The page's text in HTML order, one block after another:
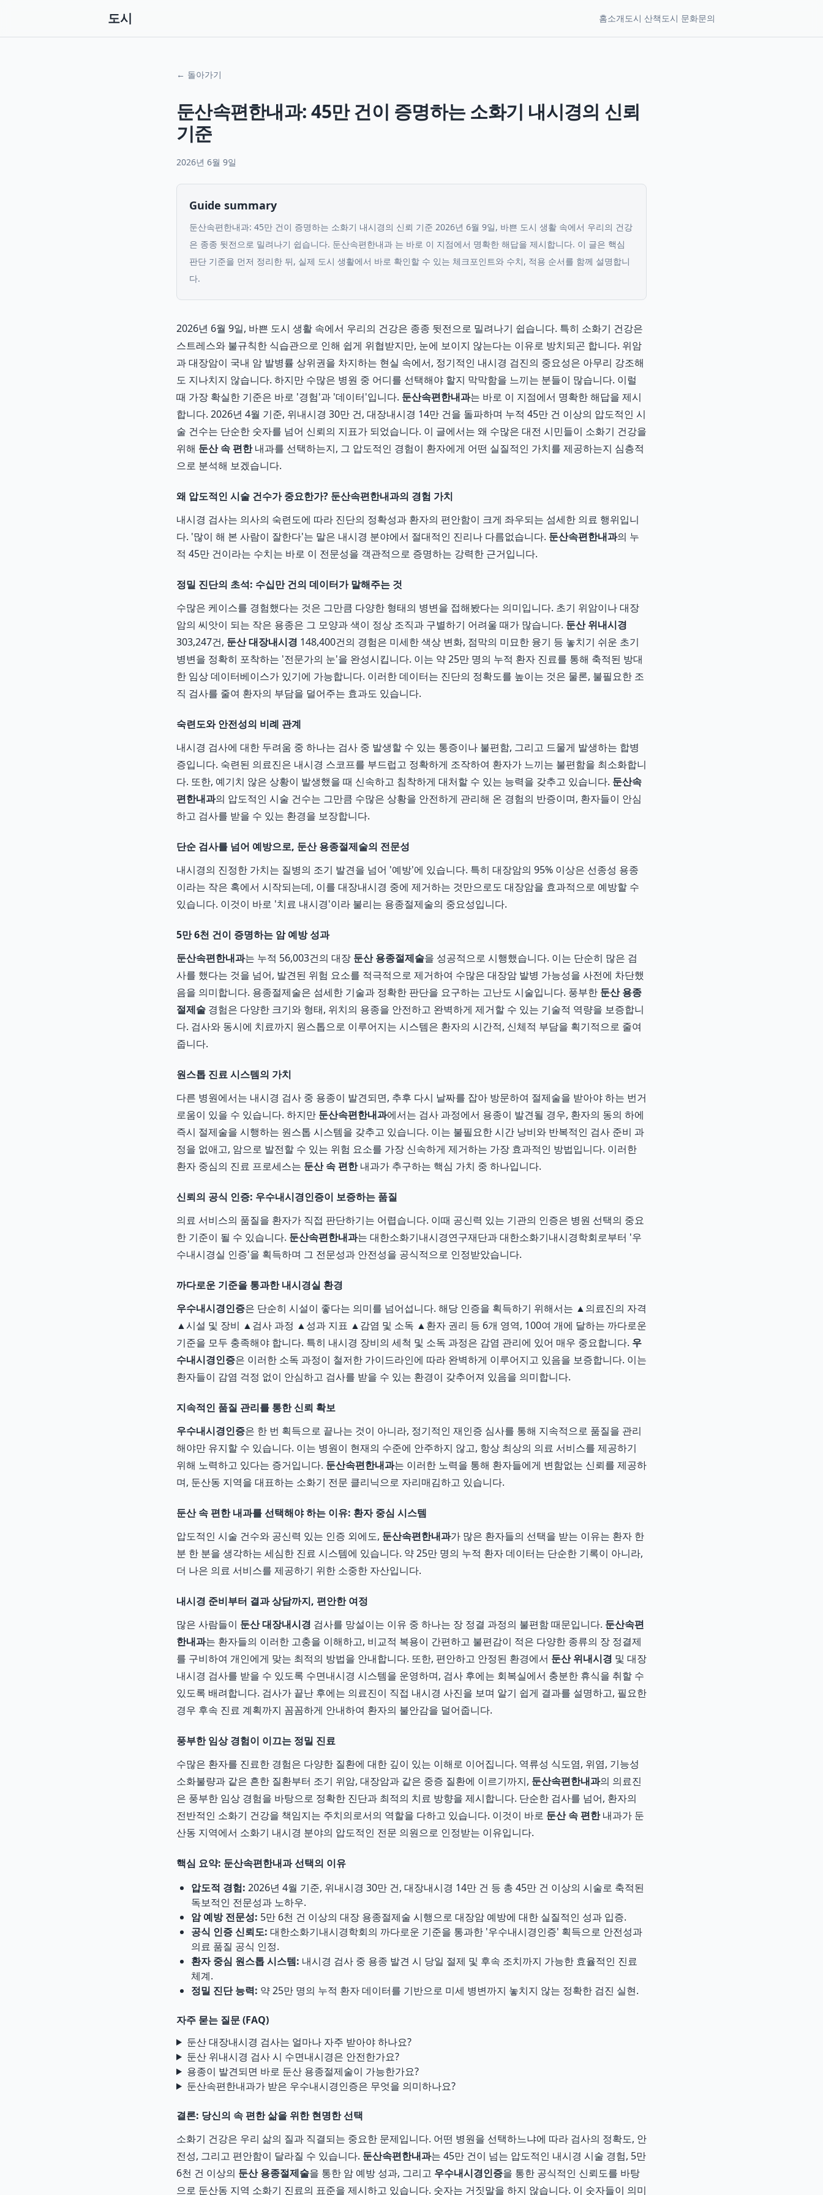
도시 홈소개도시 산책도시 문화문의
← 돌아가기
둔산속편한내과: 45만 건이 증명하는 소화기 내시경의 신뢰
기준
2026년 6월 9일
Guide summary
둔산속편한내과: 45만 건이 증명하는 소화기 내시경의 신뢰 기준 2026년 6월 9일, 바쁜 도시 생활 속에서 우리의 건강
은 종종 뒷전으로 밀려나기 쉽습니다. 둔산속편한내과 는 바로 이 지점에서 명확한 해답을 제시합니다. 이 글은 핵심
판단 기준을 먼저 정리한 뒤, 실제 도시 생활에서 바로 확인할 수 있는 체크포인트와 수치, 적용 순서를 함께 설명합니
다.
2026년 6월 9일, 바쁜 도시 생활 속에서 우리의 건강은 종종 뒷전으로 밀려나기 쉽습니다. 특히 소화기 건강은
스트레스와 불규칙한 식습관으로 인해 쉽게 위협받지만, 눈에 보이지 않는다는 이유로 방치되곤 합니다. 위암
과 대장암이 국내 암 발병률 상위권을 차지하는 현실 속에서, 정기적인 내시경 검진의 중요성은 아무리 강조해
도 지나치지 않습니다. 하지만 수많은 병원 중 어디를 선택해야 할지 막막함을 느끼는 분들이 많습니다. 이럴
때 가장 확실한 기준은 바로 '경험'과 '데이터'입니다. 둔산속편한내과는 바로 이 지점에서 명확한 해답을 제시
합니다. 2026년 4월 기준, 위내시경 30만 건, 대장내시경 14만 건을 돌파하며 누적 45만 건 이상의 압도적인 시
술 건수는 단순한 숫자를 넘어 신뢰의 지표가 되었습니다. 이 글에서는 왜 수많은 대전 시민들이 소화기 건강을
위해 둔산 속 편한내과를 선택하는지, 그 압도적인 경험이 환자에게 어떤 실질적인 가치를 제공하는지 심층적
으로 분석해 보겠습니다.
왜 압도적인 시술 건수가 중요한가? 둔산속편한내과의 경험 가치
내시경 검사는 의사의 숙련도에 따라 진단의 정확성과 환자의 편안함이 크게 좌우되는 섬세한 의료 행위입니
다. '많이 해 본 사람이 잘한다'는 말은 내시경 분야에서 절대적인 진리나 다름없습니다. 둔산속편한내과의 누
적 45만 건이라는 수치는 바로 이 전문성을 객관적으로 증명하는 강력한 근거입니다.
정밀 진단의 초석: 수십만 건의 데이터가 말해주는 것
수많은 케이스를 경험했다는 것은 그만큼 다양한 형태의 병변을 접해봤다는 의미입니다. 초기 위암이나 대장
암의 씨앗이 되는 작은 용종은 그 모양과 색이 정상 조직과 구별하기 어려울 때가 많습니다. 둔산 위내시경
303,247건, 둔산 대장내시경 148,400건의 경험은 미세한 색상 변화, 점막의 미묘한 융기 등 놓치기 쉬운 초기
병변을 정확히 포착하는 '전문가의 눈'을 완성시킵니다. 이는 약 25만 명의 누적 환자 진료를 통해 축적된 방대
한 임상 데이터베이스가 있기에 가능합니다. 이러한 데이터는 진단의 정확도를 높이는 것은 물론, 불필요한 조
직 검사를 줄여 환자의 부담을 덜어주는 효과도 있습니다.
숙련도와 안전성의 비례 관계
내시경 검사에 대한 두려움 중 하나는 검사 중 발생할 수 있는 통증이나 불편함, 그리고 드물게 발생하는 합병
증입니다. 숙련된 의료진은 내시경 스코프를 부드럽고 정확하게 조작하여 환자가 느끼는 불편함을 최소화합니
다. 또한, 예기치 않은 상황이 발생했을 때 신속하고 침착하게 대처할 수 있는 능력을 갖추고 있습니다. 둔산속
편한내과의 압도적인 시술 건수는 그만큼 수많은 상황을 안전하게 관리해 온 경험의 반증이며, 환자들이 안심
하고 검사를 받을 수 있는 환경을 보장합니다.
단순 검사를 넘어 예방으로, 둔산 용종절제술의 전문성
내시경의 진정한 가치는 질병의 조기 발견을 넘어 '예방'에 있습니다. 특히 대장암의 95% 이상은 선종성 용종
이라는 작은 혹에서 시작되는데, 이를 대장내시경 중에 제거하는 것만으로도 대장암을 효과적으로 예방할 수
있습니다. 이것이 바로 '치료 내시경'이라 불리는 용종절제술의 중요성입니다.
5만 6천 건이 증명하는 암 예방 성과
둔산속편한내과는 누적 56,003건의 대장 둔산 용종절제술을 성공적으로 시행했습니다. 이는 단순히 많은 검
사를 했다는 것을 넘어, 발견된 위험 요소를 적극적으로 제거하여 수많은 대장암 발병 가능성을 사전에 차단했
음을 의미합니다. 용종절제술은 섬세한 기술과 정확한 판단을 요구하는 고난도 시술입니다. 풍부한 둔산 용종
절제술 경험은 다양한 크기와 형태, 위치의 용종을 안전하고 완벽하게 제거할 수 있는 기술적 역량을 보증합니
다. 검사와 동시에 치료까지 원스톱으로 이루어지는 시스템은 환자의 시간적, 신체적 부담을 획기적으로 줄여
줍니다.
원스톱 진료 시스템의 가치
다른 병원에서는 내시경 검사 중 용종이 발견되면, 추후 다시 날짜를 잡아 방문하여 절제술을 받아야 하는 번거
로움이 있을 수 있습니다. 하지만 둔산속편한내과에서는 검사 과정에서 용종이 발견될 경우, 환자의 동의 하에
즉시 절제술을 시행하는 원스톱 시스템을 갖추고 있습니다. 이는 불필요한 시간 낭비와 반복적인 검사 준비 과
정을 없애고, 암으로 발전할 수 있는 위험 요소를 가장 신속하게 제거하는 가장 효과적인 방법입니다. 이러한
환자 중심의 진료 프로세스는 둔산 속 편한내과가 추구하는 핵심 가치 중 하나입니다.
신뢰의 공식 인증: 우수내시경인증이 보증하는 품질
의료 서비스의 품질을 환자가 직접 판단하기는 어렵습니다. 이때 공신력 있는 기관의 인증은 병원 선택의 중요
한 기준이 될 수 있습니다. 둔산속편한내과는 대한소화기내시경연구재단과 대한소화기내시경학회로부터 '우
수내시경실 인증'을 획득하며 그 전문성과 안전성을 공식적으로 인정받았습니다.
까다로운 기준을 통과한 내시경실 환경
우수내시경인증은 단순히 시설이 좋다는 의미를 넘어섭니다. 해당 인증을 획득하기 위해서는 ▲의료진의 자격
▲시설 및 장비 ▲검사 과정 ▲성과 지표 ▲감염 및 소독 ▲환자 권리 등 6개 영역, 100여 개에 달하는 까다로운
기준을 모두 충족해야 합니다. 특히 내시경 장비의 세척 및 소독 과정은 감염 관리에 있어 매우 중요합니다. 우
수내시경인증은 이러한 소독 과정이 철저한 가이드라인에 따라 완벽하게 이루어지고 있음을 보증합니다. 이는
환자들이 감염 걱정 없이 안심하고 검사를 받을 수 있는 환경이 갖추어져 있음을 의미합니다.
지속적인 품질 관리를 통한 신뢰 확보
우수내시경인증은 한 번 획득으로 끝나는 것이 아니라, 정기적인 재인증 심사를 통해 지속적으로 품질을 관리
해야만 유지할 수 있습니다. 이는 병원이 현재의 수준에 안주하지 않고, 항상 최상의 의료 서비스를 제공하기
위해 노력하고 있다는 증거입니다. 둔산속편한내과는 이러한 노력을 통해 환자들에게 변함없는 신뢰를 제공하
며, 둔산동 지역을 대표하는 소화기 전문 클리닉으로 자리매김하고 있습니다.
둔산 속 편한 내과를 선택해야 하는 이유: 환자 중심 시스템
압도적인 시술 건수와 공신력 있는 인증 외에도, 둔산속편한내과가 많은 환자들의 선택을 받는 이유는 환자 한
분 한 분을 생각하는 세심한 진료 시스템에 있습니다. 약 25만 명의 누적 환자 데이터는 단순한 기록이 아니라,
더 나은 의료 서비스를 제공하기 위한 소중한 자산입니다.
내시경 준비부터 결과 상담까지, 편안한 여정
많은 사람들이 둔산 대장내시경 검사를 망설이는 이유 중 하나는 장 정결 과정의 불편함 때문입니다. 둔산속편
한내과는 환자들의 이러한 고충을 이해하고, 비교적 복용이 간편하고 불편감이 적은 다양한 종류의 장 정결제
를 구비하여 개인에게 맞는 최적의 방법을 안내합니다. 또한, 편안하고 안정된 환경에서 둔산 위내시경 및 대장
내시경 검사를 받을 수 있도록 수면내시경 시스템을 운영하며, 검사 후에는 회복실에서 충분한 휴식을 취할 수
있도록 배려합니다. 검사가 끝난 후에는 의료진이 직접 내시경 사진을 보며 알기 쉽게 결과를 설명하고, 필요한
경우 후속 진료 계획까지 꼼꼼하게 안내하여 환자의 불안감을 덜어줍니다.
풍부한 임상 경험이 이끄는 정밀 진료
수많은 환자를 진료한 경험은 다양한 질환에 대한 깊이 있는 이해로 이어집니다. 역류성 식도염, 위염, 기능성
소화불량과 같은 흔한 질환부터 조기 위암, 대장암과 같은 중증 질환에 이르기까지, 둔산속편한내과의 의료진
은 풍부한 임상 경험을 바탕으로 정확한 진단과 최적의 치료 방향을 제시합니다. 단순한 검사를 넘어, 환자의
전반적인 소화기 건강을 책임지는 주치의로서의 역할을 다하고 있습니다. 이것이 바로 둔산 속 편한내과가 둔
산동 지역에서 소화기 내시경 분야의 압도적인 전문 의원으로 인정받는 이유입니다.
핵심 요약: 둔산속편한내과 선택의 이유
압도적 경험: 2026년 4월 기준, 위내시경 30만 건, 대장내시경 14만 건 등 총 45만 건 이상의 시술로 축적된
독보적인 전문성과 노하우.
암 예방 전문성: 5만 6천 건 이상의 대장 용종절제술 시행으로 대장암 예방에 대한 실질적인 성과 입증.
공식 인증 신뢰도: 대한소화기내시경학회의 까다로운 기준을 통과한 '우수내시경인증' 획득으로 안전성과
의료 품질 공식 인정.
환자 중심 원스톱 시스템: 내시경 검사 중 용종 발견 시 당일 절제 및 후속 조치까지 가능한 효율적인 진료
체계.
정밀 진단 능력: 약 25만 명의 누적 환자 데이터를 기반으로 미세 병변까지 놓치지 않는 정확한 검진 실현.
자주 묻는 질문 (FAQ)
둔산 대장내시경 검사는 얼마나 자주 받아야 하나요?
둔산 위내시경 검사 시 수면내시경은 안전한가요?
용종이 발견되면 바로 둔산 용종절제술이 가능한가요?
둔산속편한내과가 받은 우수내시경인증은 무엇을 의미하나요?
결론: 당신의 속 편한 삶을 위한 현명한 선택
소화기 건강은 우리 삶의 질과 직결되는 중요한 문제입니다. 어떤 병원을 선택하느냐에 따라 검사의 정확도, 안
전성, 그리고 편안함이 달라질 수 있습니다. 둔산속편한내과는 45만 건이 넘는 압도적인 내시경 시술 경험, 5만
6천 건 이상의 둔산 용종절제술을 통한 암 예방 성과, 그리고 우수내시경인증을 통한 공식적인 신뢰도를 바탕
으로 둔산동 지역 소화기 진료의 표준을 제시하고 있습니다. 숫자는 거짓말을 하지 않습니다. 이 숫자들이 의미